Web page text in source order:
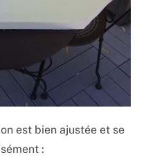
est bien ajustée et se
: